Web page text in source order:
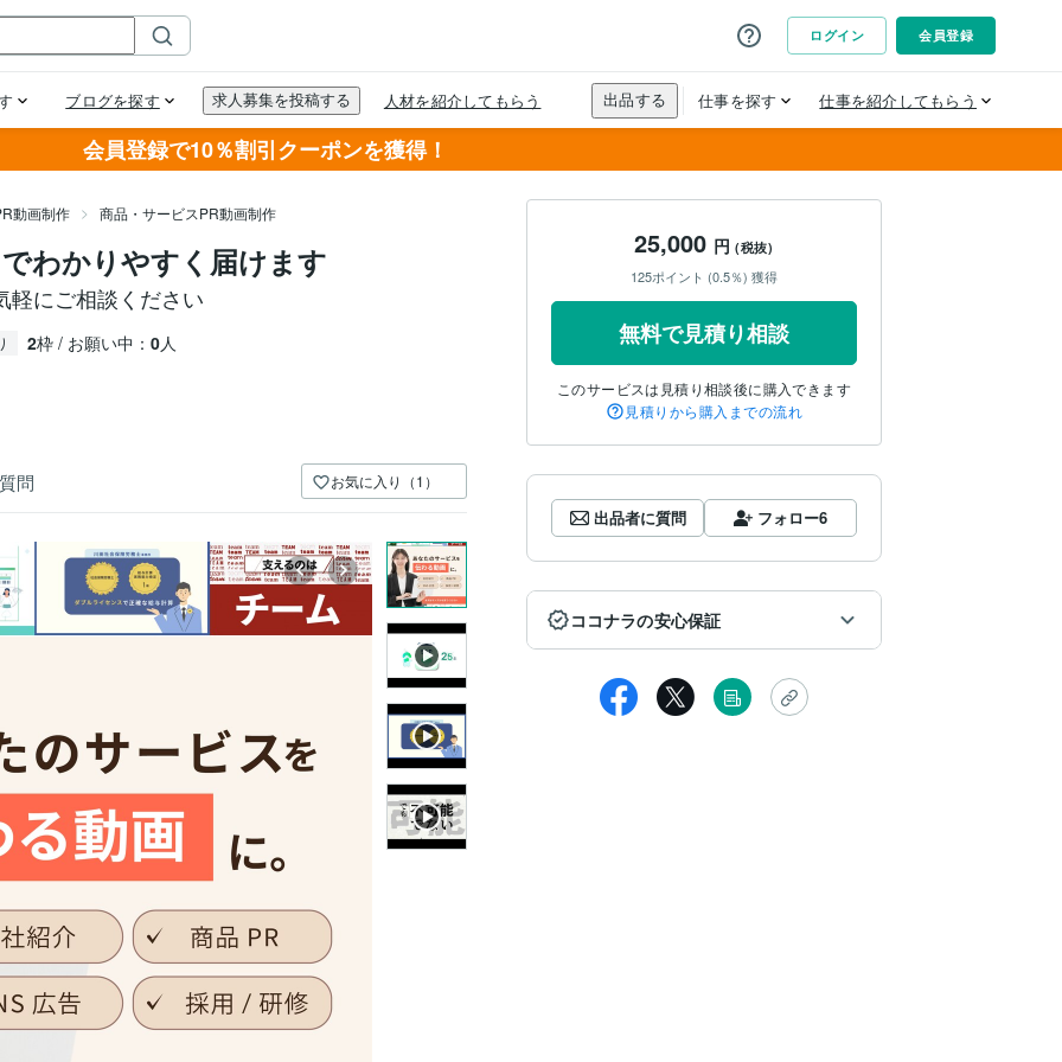
会員登録で10％割引クーポンを獲得！
動画制作 商品・サービスPR動画制作
わかりやすく届けます
軽にご相談ください
2枠 / お願い中： 0人
問 お気に入り（1）
25,000 円(税抜)
125ポイント (0.5％) 獲得
無料で見積り相談
このサービスは見積り相談後に購入できます
見積りから購入までの流れ
出品者に質問 フォロー6
ココナラの安心保証